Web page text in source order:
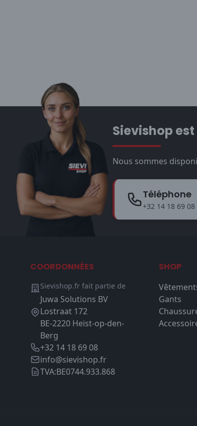
Sievishop
Nous sommes
Téléphone
+32 14 18 69 08
COORDONNÉES
Sievishop.fr fait partie de
Juwa Solutions BV
Lostraat 172
BE-2220 Heist-op-den-
Berg
+32 14 18 69 08
info@sievishop.fr
TVA:BE0744.933.868
SHOP
Gants